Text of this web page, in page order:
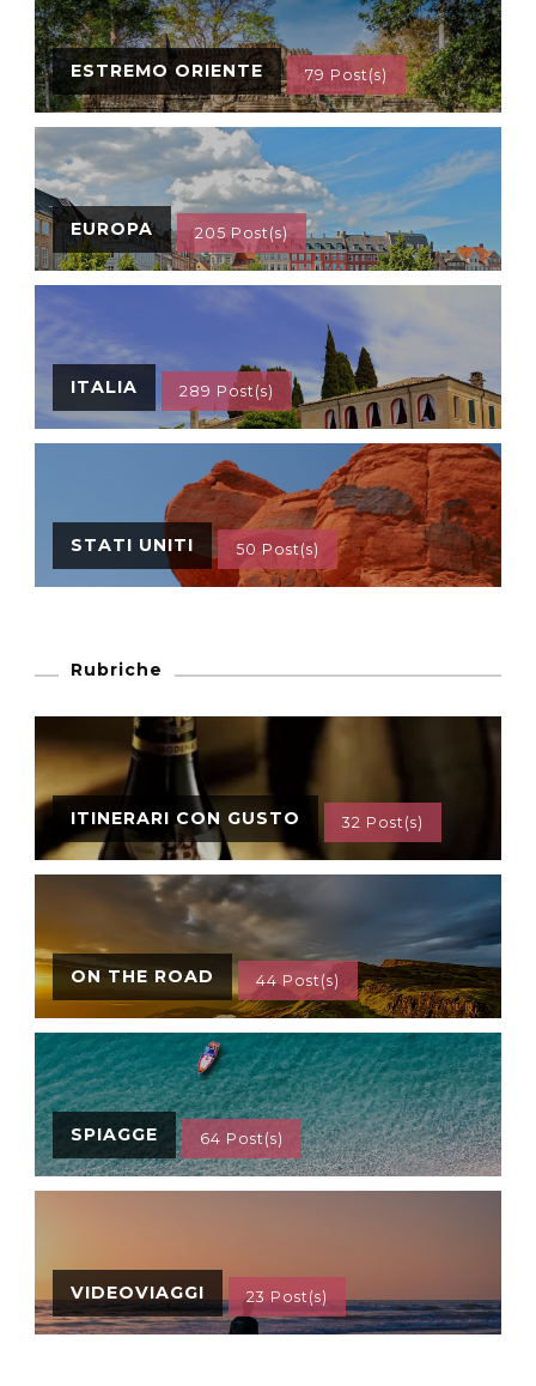
ESTREMO ORIENTE 79 Post(s)
EUROPA 205 Post(s)
ITALIA 289 Post(s)
STATI UNITI 50 Post(s)
Rubriche
ITINERARI CON GUSTO 32 Post(s)
ON THE ROAD 44 Post(s)
SPIAGGE 64 Post(s)
VIDEOVIAGGI 23 Post(s)